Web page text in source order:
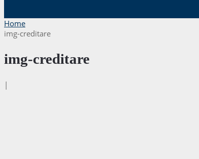
Home
img-creditare
img-creditare
|